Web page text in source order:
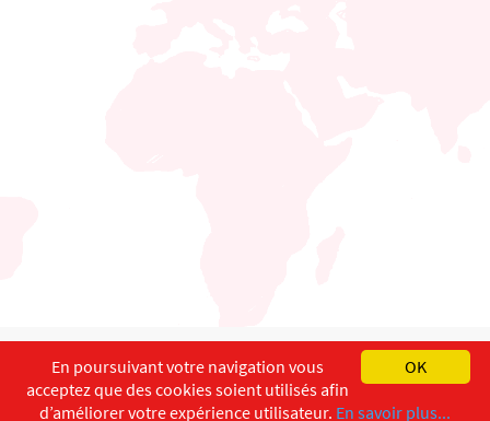
English Français
Copyright ©ISEC-AdW Aspects légaux
OK
En poursuivant votre navigation vous
acceptez que des cookies soient utilisés afin
d’améliorer votre expérience utilisateur. En savoir plus...